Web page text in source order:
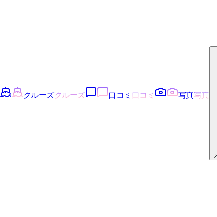
クルーズクルーズ 口コミ 口コミ 写真写真